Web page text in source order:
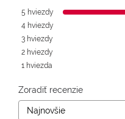
5 hviezdy
4 hviezdy
3 hviezdy
2 hviezdy
1 hviezda
Zoradiť recenzie